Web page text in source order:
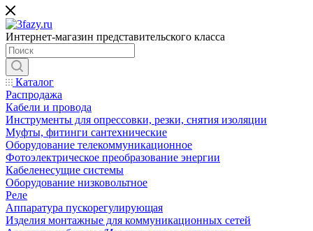
Интернет-магазин представительского класса
Каталог
Распродажа
Кабели и провода
Инструменты для опрессовки, резки, снятия изоляции
Муфты, фитинги сантехнические
Оборудование телекоммуникационное
Фотоэлектрическое преобразование энергии
Кабеленесущие системы
Оборудование низковольтное
Реле
Аппаратура пускорегулирующая
Изделия монтажные для коммуникационных сетей